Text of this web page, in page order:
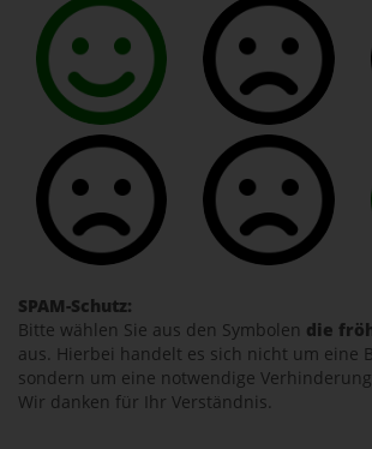
SPAM-Schutz:
Bitte wählen Sie aus den Symbolen die
aus. Hierbei handelt es sich nicht um eine
sondern um eine notwendige Verhinderung
Wir danken für Ihr Verständnis.